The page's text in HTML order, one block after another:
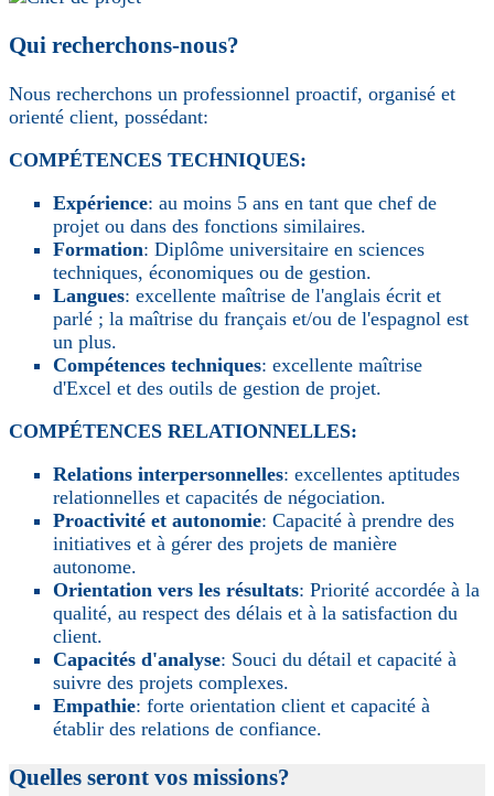
Qui recherchons-nous?
Nous recherchons un professionnel proactif, organisé et
orienté client, possédant:
COMPÉTENCES TECHNIQUES:
Expérience: au moins 5 ans en tant que chef de
projet ou dans des fonctions similaires.
Formation: Diplôme universitaire en sciences
techniques, économiques ou de gestion.
Langues: excellente maîtrise de l'anglais écrit et
parlé ; la maîtrise du français et/ou de l'espagnol est
un plus.
Compétences techniques: excellente maîtrise
d'Excel et des outils de gestion de projet.
COMPÉTENCES RELATIONNELLES:
Relations interpersonnelles: excellentes aptitudes
relationnelles et capacités de négociation.
Proactivité et autonomie: Capacité à prendre des
initiatives et à gérer des projets de manière
autonome.
Orientation vers les résultats: Priorité accordée à la
qualité, au respect des délais et à la satisfaction du
client.
Capacités d'analyse: Souci du détail et capacité à
suivre des projets complexes.
Empathie: forte orientation client et capacité à
établir des relations de confiance.
Quelles seront vos missions?